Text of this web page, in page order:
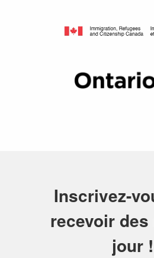
Inscrivez-
recevoir
jour !